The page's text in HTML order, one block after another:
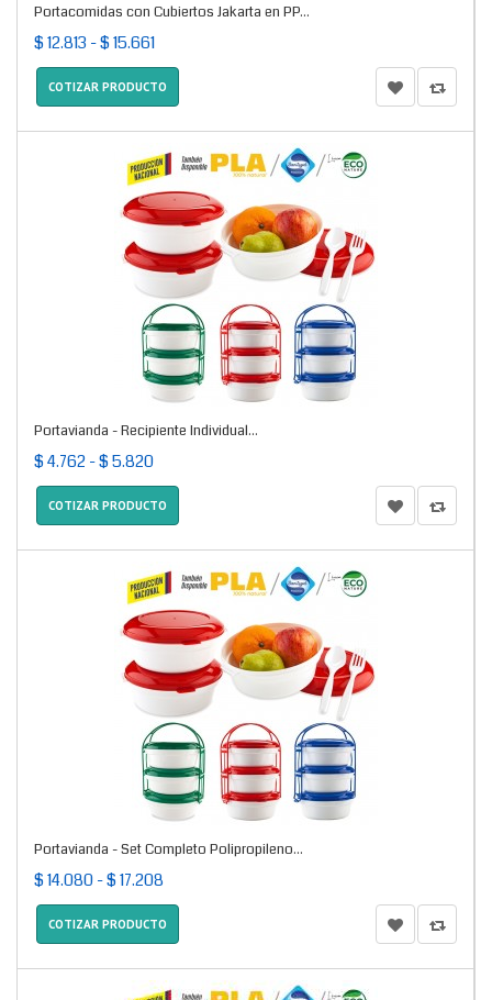
Portacomidas con Cubiertos Jakarta en PP...
$ 12.813 - $ 15.661
COTIZAR PRODUCTO
Portavianda - Recipiente Individual...
$ 4.762 - $ 5.820
COTIZAR PRODUCTO
Portavianda - Set Completo Polipropileno...
$ 14.080 - $ 17.208
COTIZAR PRODUCTO